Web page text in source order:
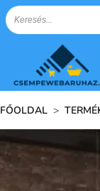
FŐOLDAL >